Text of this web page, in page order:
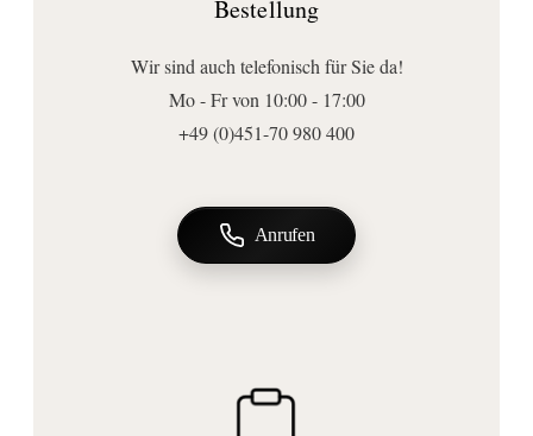
Bestellung
Wir sind auch telefonisch für Sie da!
Mo - Fr von 10:00 - 17:00
+49 (0)451-70 980 400
Anrufen